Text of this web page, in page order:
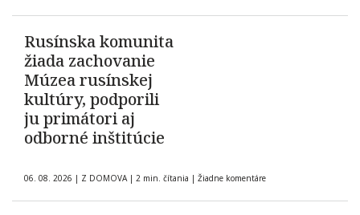
Rusínska komunita
žiada zachovanie
Múzea rusínskej
kultúry, podporili
ju primátori aj
odborné inštitúcie
06. 08. 2026 | Z DOMOVA | 2 min. čítania | Žiadne komentáre